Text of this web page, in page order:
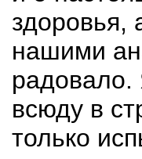
здоровья,
нашими
радовало.
всюду в
только